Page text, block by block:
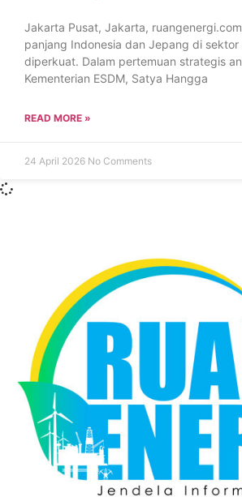
Jakarta Pusat, Jakarta,
panjang Indonesia dan Jepang di
diperkuat. Dalam pertemuan strategis
Kementerian ESDM, Satya Hangga
READ MORE »
24 April 2026 No Comments